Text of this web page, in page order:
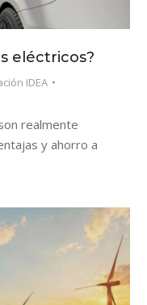
eléctricos?
IDEA
realmente
y ahorro a